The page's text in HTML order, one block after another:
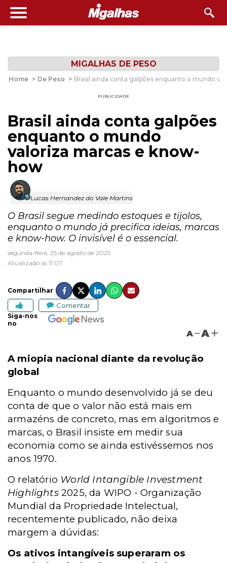
MIGALHAS DE PESO
Home > De Peso > Brasil ainda conta galpões enquanto o mundo
PUBLICIDADE
Brasil ainda conta galpões
enquanto o mundo
valoriza marcas e know-
how
Lucas Hernandez do Vale Martins
O Brasil segue medindo estoques e tijolos,
enquanto o mundo já precifica ideias, marcas
e know-how. O invisível é o essencial.
segunda-feira, 25 de agosto de 2025
Atualizado às 11:07
Compartilhar
Comentar
Siga-nos
no
A A
A miopia nacional diante da revolução
global
Enquanto o mundo desenvolvido já se deu
conta de que o valor não está mais em
armazéns de concreto, mas em algoritmos e
marcas, o Brasil insiste em medir sua
economia como se ainda estivéssemos nos
anos 1970.
O relatório World Intangible Investment
Highlights2025, da WIPO -Organização
Mundial da Propriedade Intelectual,
recentemente publicado, não deixa
margem a dúvidas:
Os ativos intangíveis superaram os